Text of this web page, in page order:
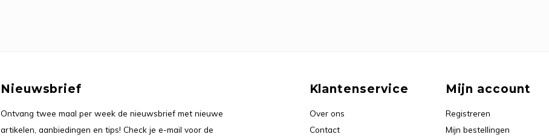
Nieuwsbrief
Ontvang twee maal per week de nieuwsbrief met nieuwe
artikelen, aanbiedingen en tips! Check je e-mail voor de
Klantenservice
Over ons
Contact
Mijn account
Registreren
Mijn bestellingen